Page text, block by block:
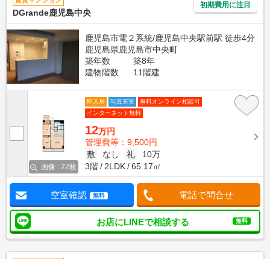
DGrande鹿児島中央
初期費用に注目
鹿児島市電２系統/鹿児島中央駅前駅 徒歩4分
鹿児島県鹿児島市中央町
築年数
築8年
建物階数
11階建
画像 : 22枚
即入居 写真充実
無料オンライン相談可
インターネット無料
12万円
管理費等：9,500円
敷
なし 礼
10万
3階
2LDK 65.17㎡
空室確認 無料 電話で問合せ
お店にLINEで相談する 無料